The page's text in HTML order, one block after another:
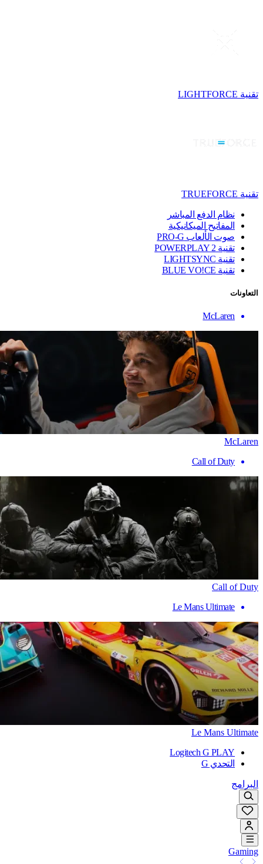
تقنية LIGHTFORCE
تقنية TRUEFORCE
نظام الدفع المباشر
المفاتيح الميكانيكية
صوت الألعاب PRO-G
تقنية ‏POWERPLAY 2
تقنية LIGHTSYNC
تقنية BLUE VO!CE
التعاونات
McLaren
McLaren
Call of Duty
Call of Duty
Le Mans Ultimate
Le Mans Ultimate
Logitech G PLAY
التحدي G
البرامج
Gaming